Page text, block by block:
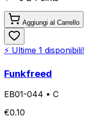
Aggiungi al Carrello
⚡ Ultime 1 disponibili!
Funkfreed
EB01-044 • C
€0.10